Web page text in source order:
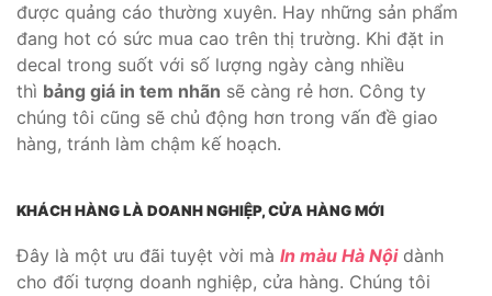
được quảng cáo thường xuyên. Hay những sản phẩm
đang hot có sức mua cao trên thị trường. Khi đặt in
decal trong suốt với số lượng ngày càng nhiều
thì bảng giá in tem nhãn sẽ càng rẻ hơn. Công ty
chúng tôi cũng sẽ chủ động hơn trong vấn đề giao
hàng, tránh làm chậm kế hoạch.
KHÁCH HÀNG LÀ DOANH NGHIỆP, CỬA HÀNG MỚI
Đây là một ưu đãi tuyệt vời mà In màu Hà Nộidành
cho đối tượng doanh nghiệp, cửa hàng. Chúng tôi